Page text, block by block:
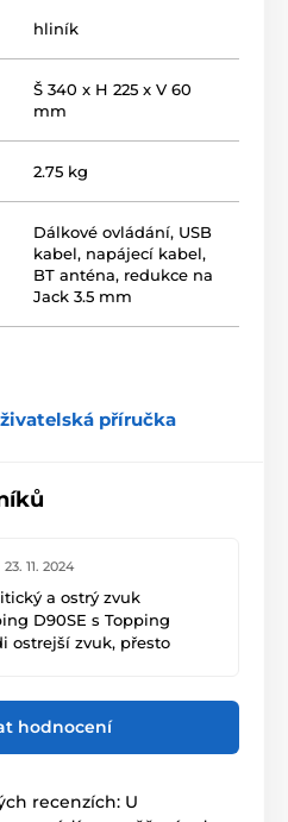
hliník
Š 340 x H 225 x V 60
mm
2.75 kg
Dálkové ovládání, USB
kabel, napájecí kabel,
BT anténa, redukce na
Jack 3.5 mm
příručka
23. 11. 2024
a ostrý zvuk
D90SE s Topping
ostrejší zvuk, přesto
více detailů" jako
v dnešní době a aktuálně
EQ, což DX9 neumí,
hodnocení
recenzích: U